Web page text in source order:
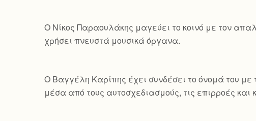
Ο Νίκος Παραουλάκης μαγεύει το κοινό με τον
χρήσει πνευστά μουσικά όργανα.
Ο Βαγγέλη Καρίπης έχει συνδέσει το όνομά του με
μέσα από τους αυτοσχεδιασμούς, τις επιρροές και